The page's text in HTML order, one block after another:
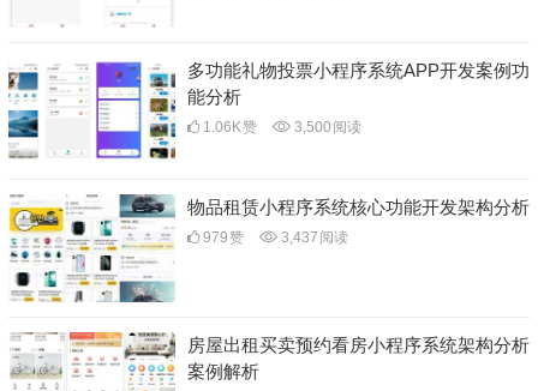
多功能礼物投票小程序系统APP开发案例功
能分析
1.06K赞 3,500 阅读
物品租赁小程序系统核心功能开发架构分析
979赞 3,437 阅读
房屋出租买卖预约看房小程序系统架构分析
案例解析